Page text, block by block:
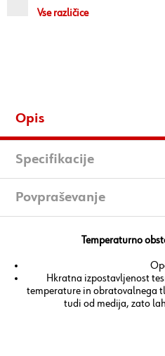
Vse različice
Opis
Specifikacije
Povpraševanje
Temperaturno
Hkratna izpostavljenost
temperature in obratovalnega
tudi od medija, zato